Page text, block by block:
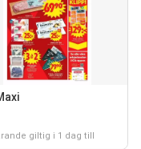
giltig i 1 dag till